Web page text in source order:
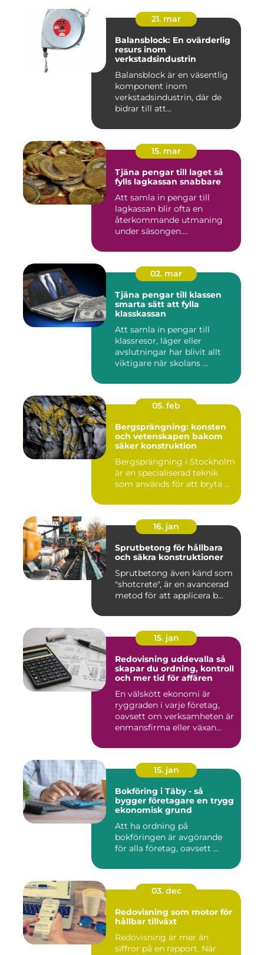
21. mar
Balansblock: En ovärderlig
resurs inom
verkstadsindustrin
Balansblock är en väsentlig
komponent inom
verkstadsindustrin, där de
bidrar till att...
15. mar
Tjäna pengar till laget så
fylls lagkassan snabbare
Att samla in pengar till
lagkassan blir ofta en
återkommande utmaning
under säsongen.
02. mar
Tjäna pengar till klassen
smarta sätt att fylla
klasskassan
Att samla in pengar till
klassresor, läger eller
avslutningar har blivit allt
viktigare när skolans ...
05. feb
Bergsprängning: konsten
och vetenskapen bakom
säker konstruktion
Bergsprängning i Stockholm
är en specialiserad teknik
som används för att bryta ...
16. jan
Sprutbetong för hållbara
och säkra konstruktioner
Sprutbetong även känd som
"shotcrete", är en avancerad
metod för att applicera b...
15. jan
Redovisning uddevalla så
skapar du ordning, kontroll
och mer tid för affären
En välskött ekonomi är
ryggraden i varje företag,
oavsett om verksamheten är
enmansfirma eller växan...
15. jan
Bokföring i Täby - så
bygger företagare en trygg
ekonomisk grund
Att ha ordning på
bokföringen är avgörande
för alla företag, oavsett ...
03. dec
Redovisning som motor för
hållbar tillväxt
Redovisning är mer än
siffror på en rapport. När